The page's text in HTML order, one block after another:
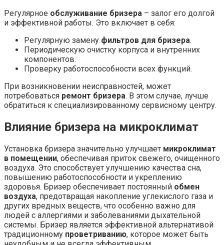
Регулярное обслуживание бризера – залог его долгой
и эффективной работы. Это включает в себя:
Регулярную замену фильтров для бризера.
Периодическую очистку корпуса и внутренних
компонентов.
Проверку работоспособности всех функций.
При возникновении неисправностей, может
потребоваться ремонт бризера. В этом случае, лучше
обратиться к специализированному сервисному центру.
Влияние бризера на микроклимат
Установка бризера значительно улучшает микроклимат
в помещении, обеспечивая приток свежего, очищенного
воздуха. Это способствует улучшению качества сна,
повышению работоспособности и укреплению
здоровья. Бризер обеспечивает постоянный обмен
воздуха, предотвращая накопление углекислого газа и
других вредных веществ, что особенно важно для
людей с аллергиями и заболеваниями дыхательной
системы. Бризер является эффективной альтернативой
традиционному проветриванию, которое может быть